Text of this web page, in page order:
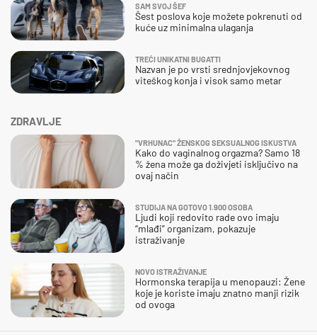
ZDRAVLJE
"VRHUNAC" ŽENSKOG SEKSUALNOG ISKUSTVA
Kako do vaginalnog orgazma? Samo 18
% žena može ga doživjeti isključivo na
ovaj način
STUDIJA NA GOTOVO 1.900 OSOBA
Ljudi koji redovito rade ovo imaju
“mlađi” organizam, pokazuje
istraživanje
NOVO ISTRAŽIVANJE
Hormonska terapija u menopauzi: Žene
koje je koriste imaju znatno manji rizik
od ovoga
SAM SVOJ ŠEF
Šest poslova koje možete pokrenuti od
kuće uz minimalna ulaganja
TREĆI UNIKATNI BUGATTI
Nazvan je po vrsti srednjovjekovnog
viteškog konja i visok samo metar